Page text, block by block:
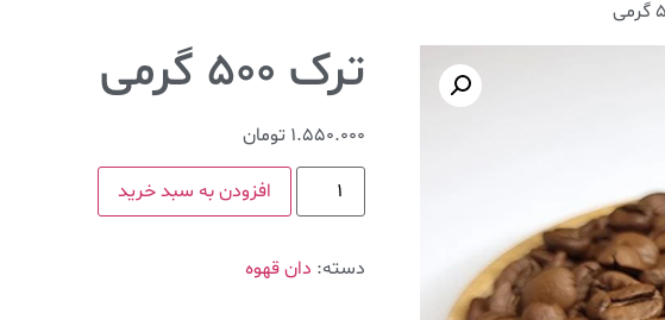
ترک ۵۰۰ گرمی
1.550.000 تومان
افزودن به سبد خرید
دسته: دان قهوه